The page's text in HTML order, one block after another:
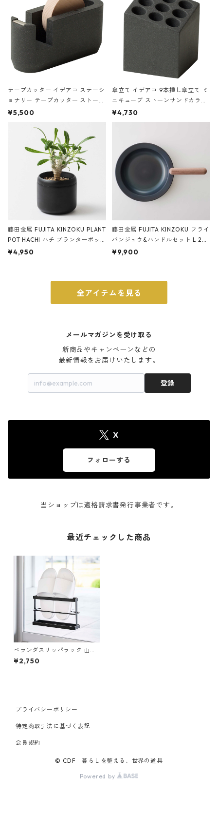
テープカッター イデアコ ステーシ
ョナリー テープカッター ストーン
サンドカラー 石調 ideaco Station
¥5,500
傘立て イデアコ 9本挿し傘立て ミ
ニキューブ ストーンサンドカラー
石調 ideaco Umbrella Stand CUB
E ストーンサンドブラック
¥4,730
藤田金属 FUJITA KINZOKU PLANT
POT HACHI ハチ プランターポッ
ト 3号 ブラック
¥4,950
藤田金属 FUJITA KINZOKU フライ
パンジュウ&ハンドルセット L 24c
m ガス火・IH対応 鉄フライパン
¥9,900
全アイテムを見る
メールマガジンを受け取る
新商品やキャンペーンなどの
最新情報をお届けいたします。
登録
X
フォローする
当ショップは適格請求書発行事業者です。
最近チェックした商品
ベランダスリッパラック 山崎
実業 tower タワー ツーウェイ
ベランダスリッパラック トレ
¥2,750
プライバシーポリシー
特定商取引法に基づく表記
会員規約
© CDF 暮らしを整える、世界の道具
Powered by